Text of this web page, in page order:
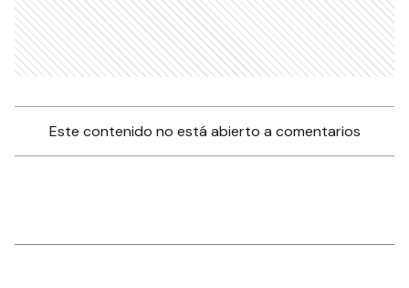
Este contenido no está abierto a comentarios